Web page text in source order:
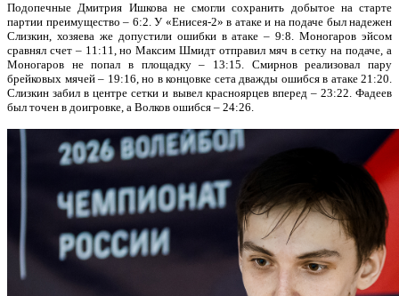
Подопечные Дмитрия Ишкова не смогли сохранить добытое на старте
партии преимущество – 6:2. У «Енисея-2» в атаке и на подаче был надежен
Слизкин, хозяева же допустили ошибки в атаке – 9:8. Моногаров эйсом
сравнял счет – 11:11, но Максим Шмидт отправил мяч в сетку на подаче, а
Моногаров не попал в площадку – 13:15. Смирнов реализовал пару
брейковых мячей – 19:16, но в концовке сета дважды ошибся в атаке 21:20.
Слизкин забил в центре сетки и вывел красноярцев вперед – 23:22. Фадеев
был точен в доигровке, а Волков ошибся – 24:26.